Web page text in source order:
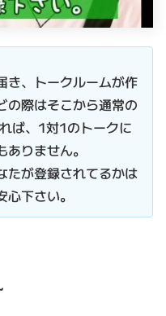
き、トークルームが作
の際はそこから通常の
ば、1対1のトークに
りません。
たが登録されてるかは
下さい。